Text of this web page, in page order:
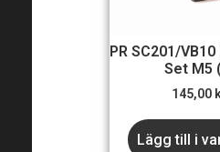
PR SC201/
Set M5
145,00
Lägg till i